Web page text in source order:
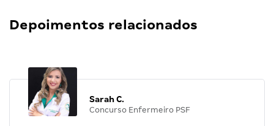
Depoimentos relacionados
Sarah C.
Concurso Enfermeiro PSF